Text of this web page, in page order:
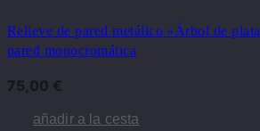
Relieve de pared metálico «Árbol de
pared monocromática
75,00 €
añadir a la cesta